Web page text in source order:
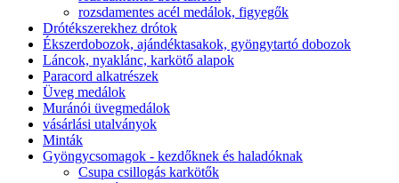
rozsdamentes acél medálok, figyegők
Drótékszerekhez drótok
Ékszerdobozok, ajándéktasakok, gyöngytartó dobozok
Láncok, nyaklánc, karkötő alapok
Paracord alkatrészek
Üveg medálok
Muránói üvegmedálok
vásárlási utalványok
Minták
Gyöngycsomagok - kezdőknek és haladóknak
Csupa csillogás karkötők